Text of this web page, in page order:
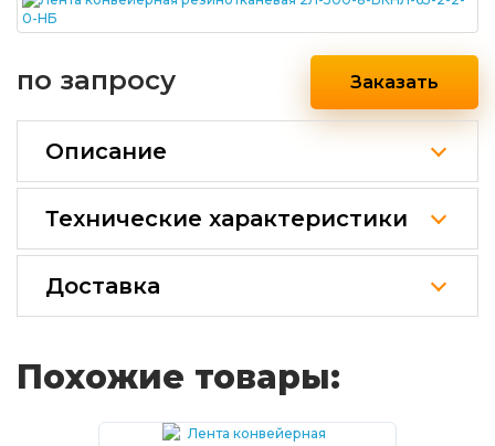
по запросу Заказать
Описание
Технические характеристики
Доставка
Похожие товары: